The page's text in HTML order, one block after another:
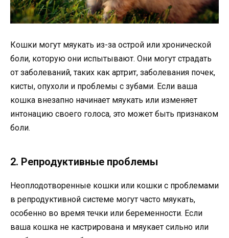
Кошки могут мяукать из-за острой или хронической
боли, которую они испытывают. Они могут страдать
от заболеваний, таких как артрит, заболевания почек,
кисты, опухоли и проблемы с зубами. Если ваша
кошка внезапно начинает мяукать или изменяет
интонацию своего голоса, это может быть признаком
боли.
2. Репродуктивные проблемы
Неоплодотворенные кошки или кошки с проблемами
в репродуктивной системе могут часто мяукать,
особенно во время течки или беременности. Если
ваша кошка не кастрирована и мяукает сильно или